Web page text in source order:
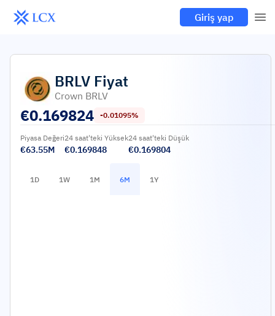
Giriş yap
BRLV Fiyat
Crown BRLV
€0.169824 -0.01095%
Piyasa Değeri
€63.55M
24 saat'teki Yüksek
€0.169848
24 saat'teki Düşük
€0.169804
1D 1W 1M 6M 1Y